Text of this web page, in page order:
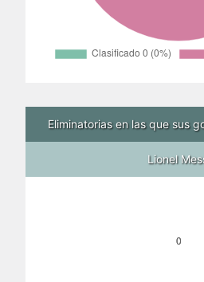
Eliminatorias en las que sus
Lionel